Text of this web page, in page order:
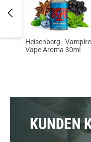
Heisenberg - Vampire
Vape Aroma 30ml
KUNDEN